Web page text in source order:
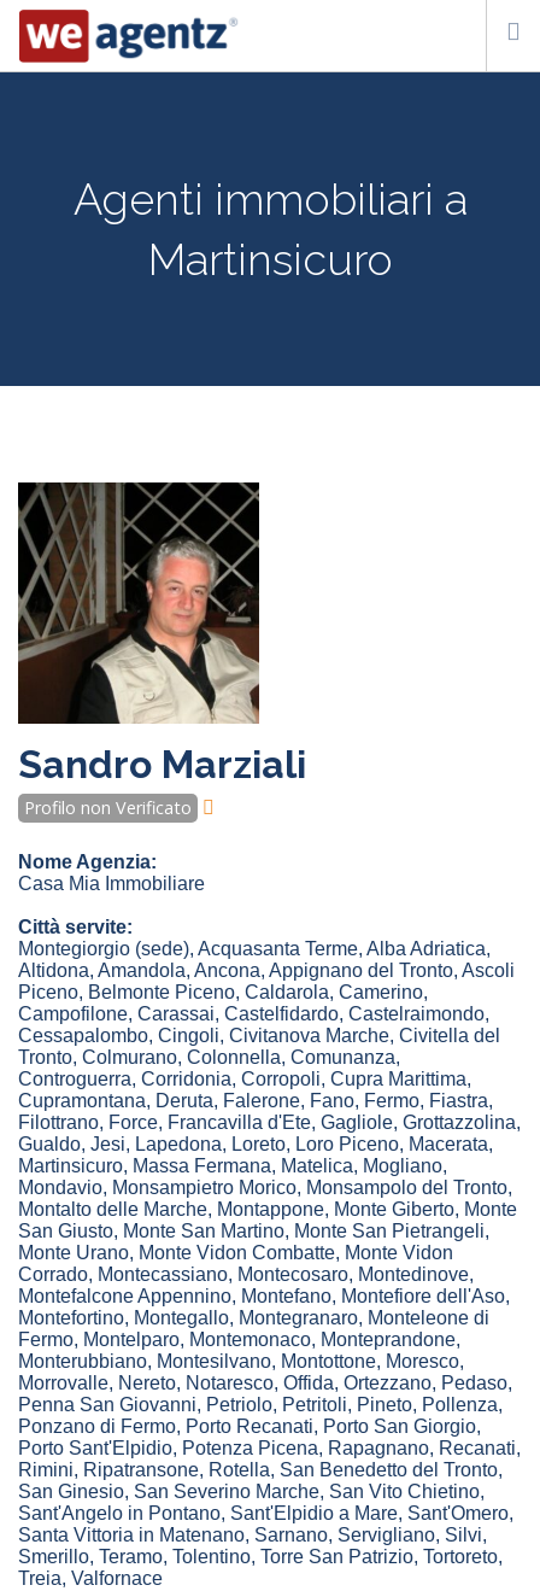
CONTACT USAgenti immobiliari a
Martinsicuro
Sandro Marziali
Profilo non Verificato
Nome Agenzia:
Casa Mia Immobiliare
Città servite:
Montegiorgio (sede), Acquasanta Terme, Alba Adriatica,
Altidona, Amandola, Ancona, Appignano del Tronto, Ascoli
Piceno, Belmonte Piceno, Caldarola, Camerino,
Campofilone, Carassai, Castelfidardo, Castelraimondo,
Cessapalombo, Cingoli, Civitanova Marche, Civitella del
Tronto, Colmurano, Colonnella, Comunanza,
Controguerra, Corridonia, Corropoli, Cupra Marittima,
Cupramontana, Deruta, Falerone, Fano, Fermo, Fiastra,
Filottrano, Force, Francavilla d'Ete, Gagliole, Grottazzolina,
Gualdo, Jesi, Lapedona, Loreto, Loro Piceno, Macerata,
Martinsicuro, Massa Fermana, Matelica, Mogliano,
Mondavio, Monsampietro Morico, Monsampolo del Tronto,
Montalto delle Marche, Montappone, Monte Giberto, Monte
San Giusto, Monte San Martino, Monte San Pietrangeli,
Monte Urano, Monte Vidon Combatte, Monte Vidon
Corrado, Montecassiano, Montecosaro, Montedinove,
Montefalcone Appennino, Montefano, Montefiore dell'Aso,
Montefortino, Montegallo, Montegranaro, Monteleone di
Fermo, Montelparo, Montemonaco, Monteprandone,
Monterubbiano, Montesilvano, Montottone, Moresco,
Morrovalle, Nereto, Notaresco, Offida, Ortezzano, Pedaso,
Penna San Giovanni, Petriolo, Petritoli, Pineto, Pollenza,
Ponzano di Fermo, Porto Recanati, Porto San Giorgio,
Porto Sant'Elpidio, Potenza Picena, Rapagnano, Recanati,
Rimini, Ripatransone, Rotella, San Benedetto del Tronto,
San Ginesio, San Severino Marche, San Vito Chietino,
Sant'Angelo in Pontano, Sant'Elpidio a Mare, Sant'Omero,
Santa Vittoria in Matenano, Sarnano, Servigliano, Silvi,
Smerillo, Teramo, Tolentino, Torre San Patrizio, Tortoreto,
Treia, Valfornace